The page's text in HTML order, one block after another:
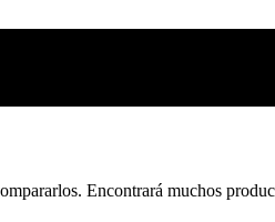
Encontrará muchos